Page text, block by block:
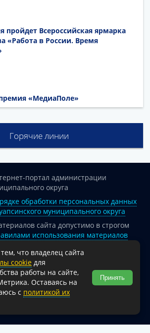
пройдет Всероссийская ярмарка
«Работа в России. Время
«МедиаПоле»
Горячие линии
портал администрации
округа
обработки персональных данных
муниципального округа
сайта допустимо в строгом
использования материалов
сайте
использовании информации ссылка
сети Интернет обязательна
на официальный интернет-портал
муниципального округа.
что владелец сайта
cookie для
работы на сайте,
Оставаясь на
с политикой их
Принять